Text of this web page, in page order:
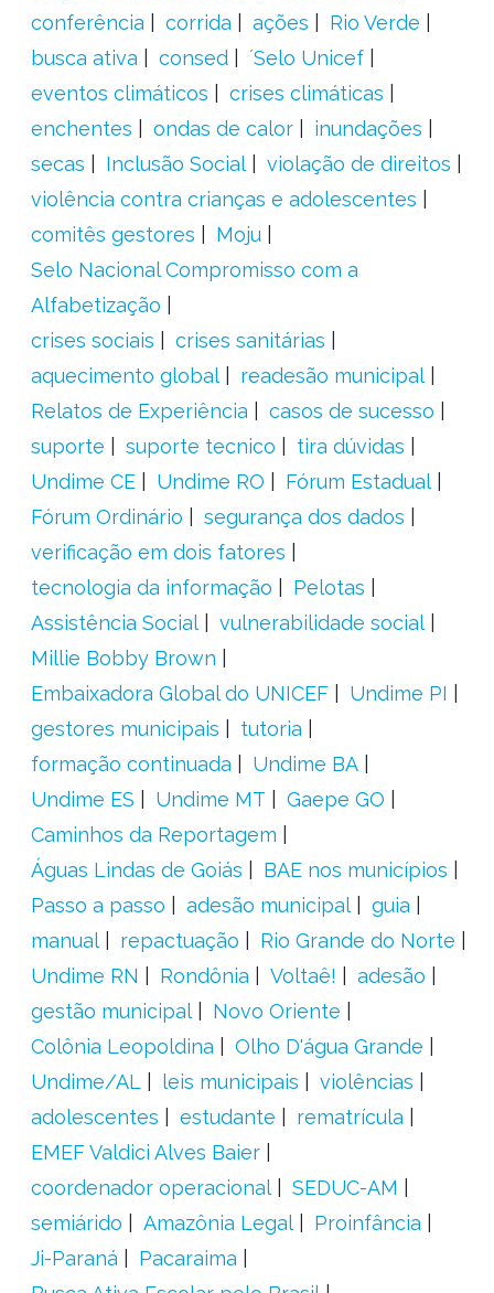
conferência
corrida ações
Rio Verde
busca ativa
consed
´Selo Unicef
eventos climáticos
crises climáticas
enchentes
ondas de calor
inundações
secas
Inclusão Social
violação de direitos
violência contra crianças e adolescentes
comitês gestores
Moju
Selo Nacional Compromisso com a
Alfabetização
crises sociais
crises sanitárias
aquecimento global
readesão municipal
Relatos de Experiência
casos de sucesso
suporte
suporte tecnico
tira dúvidas
Undime CE
Undime RO
Fórum Estadual
Fórum Ordinário
segurança dos dados
verificação em dois fatores
tecnologia da informação
Pelotas
Assistência Social
vulnerabilidade social
Millie Bobby Brown
Embaixadora Global do UNICEF
Undime PI
gestores municipais
tutoria
formação continuada
Undime BA
Undime ES
Undime MT
Gaepe GO
Caminhos da Reportagem
Águas Lindas de Goiás
BAE nos municípios
Passo a passo
adesão municipal
guia
manual
repactuação
Rio Grande do Norte
Undime RN
Rondônia Voltaê!
adesão
gestão municipal
Novo Oriente
Colônia Leopoldina
Olho D'água Grande
Undime/AL
leis municipais
violências
adolescentes
estudante
rematrícula
EMEF Valdici Alves Baier
coordenador operacional
SEDUC-AM
semiárido
Amazônia Legal
Proinfância
Ji-Paraná
Pacaraima